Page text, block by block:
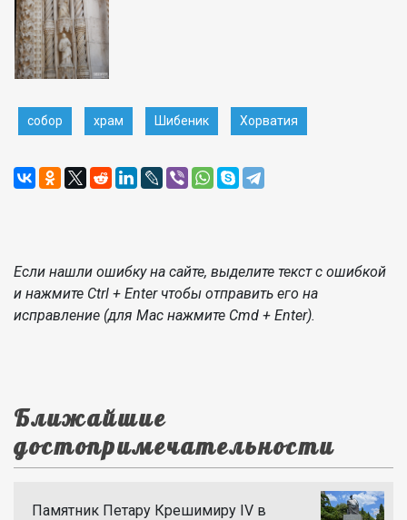
собор храм Шибеник Хорватия
Если нашли ошибку на сайте, выделите текст с ошибкой
и нажмите Ctrl + Enter чтобы отправить его на
исправление (для Mac нажмите Cmd + Enter).
Ближайшие
достопримечательности
Памятник Петару Крешимиру IV в